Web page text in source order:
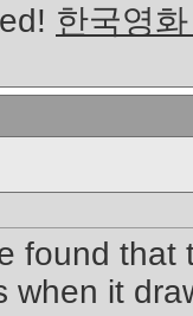
한국영
found
when it